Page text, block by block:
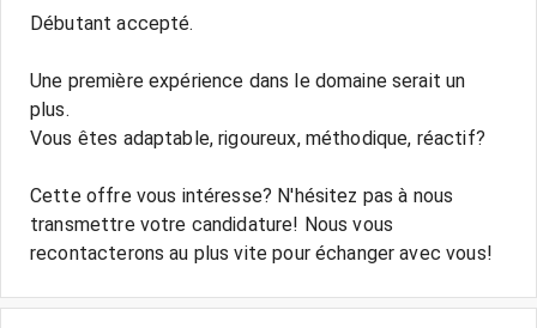
Débutant accepté.
Une première expérience dans le domaine serait un
plus.
Vous êtes adaptable, rigoureux, méthodique, réactif?
Cette offre vous intéresse? N'hésitez pas à nous
transmettre votre candidature! Nous vous
recontacterons au plus vite pour échanger avec vous!